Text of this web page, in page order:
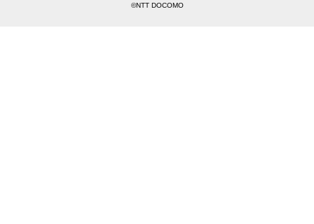
©NTT DOCOMO